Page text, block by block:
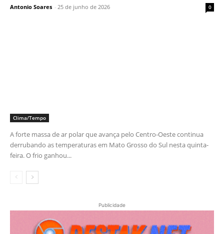
Antonio Soares - 25 de junho de 2026 0
Clima/Tempo
A forte massa de ar polar que avança pelo Centro-Oeste continua
derrubando as temperaturas em Mato Grosso do Sul nesta quinta-
feira. O frio ganhou...
Publicidade